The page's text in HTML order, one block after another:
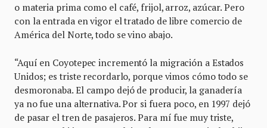
o materia prima como el café, frijol, arroz, azúcar. Pero
con la entrada en vigor el tratado de libre comercio de
América del Norte, todo se vino abajo.
“Aquí en Coyotepec incrementó la migración a Estados
Unidos; es triste recordarlo, porque vimos cómo todo se
desmoronaba. El campo dejó de producir, la ganadería
ya no fue una alternativa. Por si fuera poco, en 1997 dejó
de pasar el tren de pasajeros. Para mí fue muy triste,